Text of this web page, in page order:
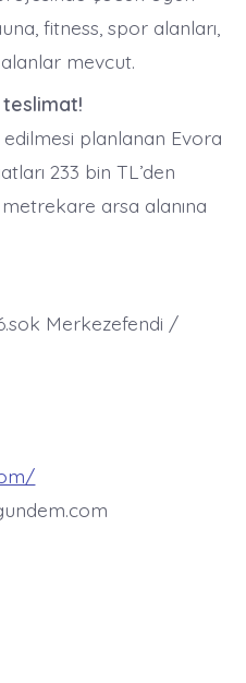
fitness, spor alanları,
mevcut.
teslimat!
edilmesi planlanan Evora
233 bin TL’den
arsa alanına
Merkezefendi /